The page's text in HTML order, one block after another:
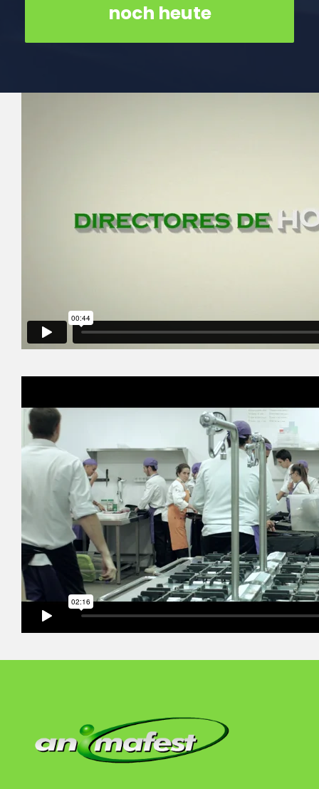
noch heute